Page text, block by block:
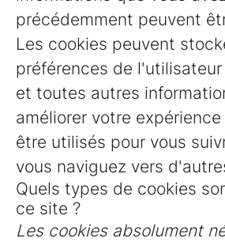
précédemment peuvent
Les cookies peuvent
préférences de
et toutes autres
améliorer votre
être utilisés pour vous
vous naviguez vers
Quels types de cookies
ce site ?
Les cookies absolument